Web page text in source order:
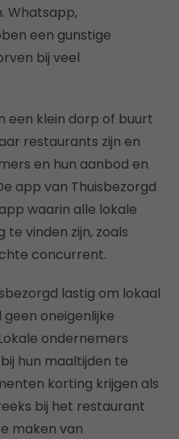
Whatsapp,
een gunstige
bij veel
een klein dorp of buurt
restaurants zijn en
en hun aanbod en
app van Thuisbezorgd
waarin alle lokale
vinden zijn, zoals
concurrent.
lastig om lokaal
oneigenlijke
ondernemers
hun maaltijden te
korting krijgen als
bij het restaurant
maken van